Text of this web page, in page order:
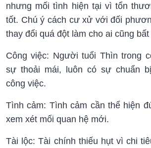
nhưng mối tình hiện tại vì tổn
tốt. Chú ý cách cư xử với đối
thay đổi quá đột làm cho ai cũng
Công việc: Người tuổi Thìn trong
sự thoải mái, luôn có sự chuẩn
công việc.
Tình cảm: Tình cảm cần thể hiện
xem xét mối quan hệ mới.
Tài lộc: Tài chính thiếu hụt vì chi